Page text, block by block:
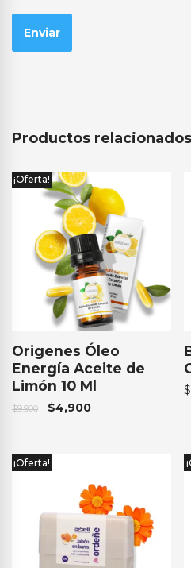
Productos relacionados
¡Oferta!
Origenes Óleo
Energía Aceite de
Limón 10 Ml
$9,900 $4,900
$
¡Oferta!